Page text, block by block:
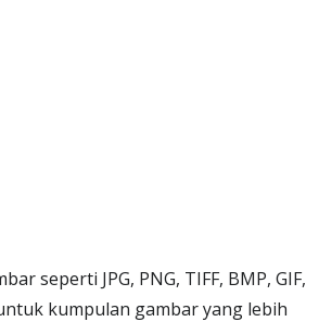
seperti JPG, PNG, TIFF, BMP, GIF,
kumpulan gambar yang lebih